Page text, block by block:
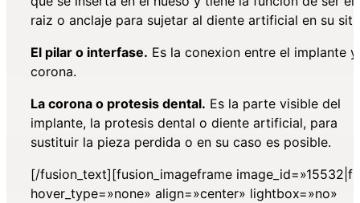
raiz o anclaje para sujetar al diente artificial en su
El pilar o interfase. Es la conexion entre el implante
corona.
La corona o protesis dental. Es la parte visible del
implante, la protesis dental o diente artificial, para
sustituir la pieza perdida o en su caso es posible.
[/fusion_text][fusion_imageframe
hover_type=»none» align=»center» lightbox=»no»